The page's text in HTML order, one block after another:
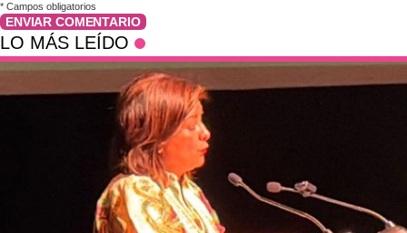
* Campos obligatorios
ENVIAR COMENTARIO
LO MÁS LEÍDO